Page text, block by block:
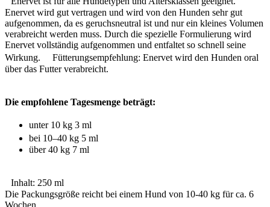
Enervet wird gut vertragen und wird von den Hunden sehr gut
aufgenommen, da es geruchsneutral ist und nur ein kleines Volumen
verabreicht werden muss. Durch die spezielle Formulierung wird
Enervet vollständig aufgenommen und entfaltet so schnell seine
Wirkung. Fütterungsempfehlung: Enervet wird den Hunden oral
über das Futter verabreicht.
Die empfohlene Tagesmenge beträgt:
unter 10 kg 3 ml
bei 10–40 kg 5 ml
über 40 kg 7 ml
Inhalt: 250 ml
Die Packungsgröße reicht bei einem Hund von 10-40 kg für ca. 6
Wochen.